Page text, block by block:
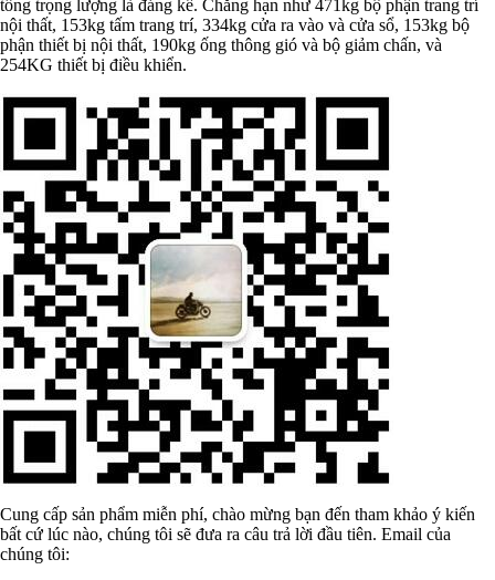
tổng trọng lượng là đáng kể. Chẳng hạn như 471kg bộ phận trang trí
nội thất, 153kg tấm trang trí, 334kg cửa ra vào và cửa sổ, 153kg bộ
phận thiết bị nội thất, 190kg ống thông gió và bộ giảm chấn, và
254KG thiết bị điều khiển.
Cung cấp sản phẩm miễn phí, chào mừng bạn đến tham khảo ý kiến
bất cứ lúc nào, chúng tôi sẽ đưa ra câu trả lời đầu tiên. Email của
chúng tôi: